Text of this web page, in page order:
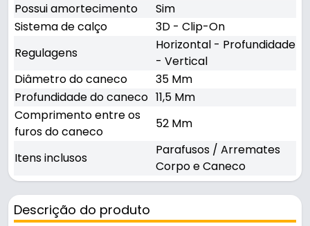
Possui amortecimento
Sim
Sistema de calço
3D - Clip-On
Regulagens
Horizontal - Profundidade
- Vertical
Diâmetro do caneco
35 Mm
Profundidade do caneco 11,5 Mm
Comprimento entre os
furos do caneco
52 Mm
Itens inclusos
Parafusos / Arremates
Corpo e Caneco
Descrição do produto